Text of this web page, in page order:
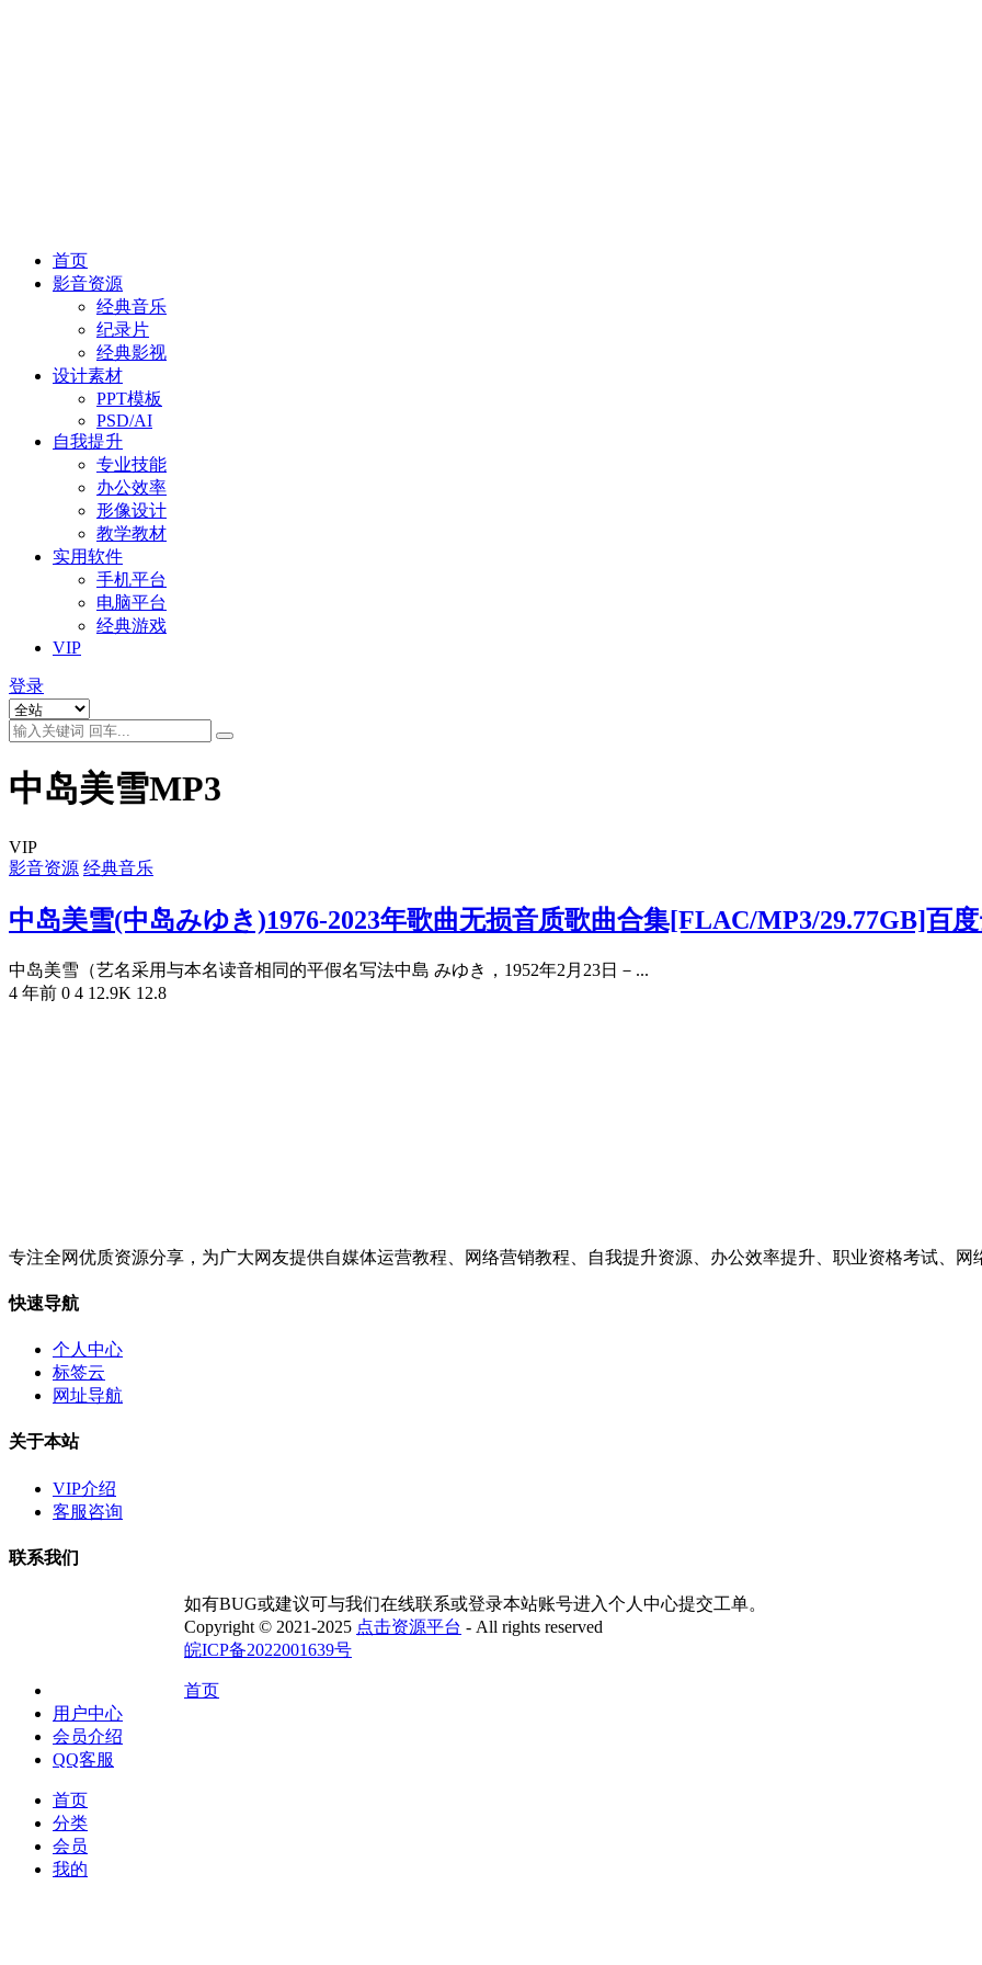
首页
影音资源
经典音乐
纪录片
经典影视
设计素材
PPT模板
PSD/AI
自我提升
专业技能
办公效率
形像设计
教学教材
实用软件
手机平台
电脑平台
经典游戏
VIP
登录
中岛美雪MP3
VIP
影音资源 经典音乐
中岛美雪(中岛みゆき)1976-2023年歌曲无损音质歌曲合集[FLAC/MP3/29.77GB]百
中岛美雪（艺名采用与本名读音相同的平假名写法中島 みゆき，1952年2月23日－...
4 年前 0 4 12.9K 12.8
专注全网优质资源分享，为广大网友提供自媒体运营教程、网络营销教程、自我提升资源、办公效率提升、职业资格考试、网
快速导航
个人中心
标签云
网址导航
关于本站
VIP介绍
客服咨询
联系我们
如有BUG或建议可与我们在线联系或登录本站账号进入个人中心提交工单。
Copyright © 2021-2025 点击资源平台 - All rights reserved
皖ICP备2022001639号
首页
用户中心
会员介绍
QQ客服
首页
分类
会员
我的